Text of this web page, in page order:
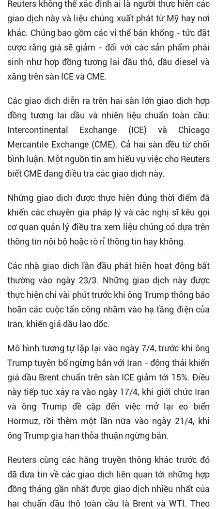
Reuters không thể xác định ai là người thực hiện các
giao dịch này và liệu chúng xuất phát từ Mỹ hay nơi
khác. Chúng bao gồm các vị thế bán khống - tức đặt
cược rằng giá sẽ giảm - đối với các sản phẩm phái
sinh như hợp đồng tương lai dầu thô, dầu diesel và
xăng trên sàn ICE và CME.
Các giao dịch diễn ra trên hai sàn lớn giao dịch hợp
đồng tương lai dầu và nhiên liệu chuẩn toàn cầu:
Intercontinental Exchange (ICE) và Chicago
Mercantile Exchange (CME). Cả hai sàn đều từ chối
bình luận. Một nguồn tin am hiểu vụ việc cho Reuters
biết CME đang điều tra các giao dịch này.
Những giao dịch được thực hiện đúng thời điểm đã
khiến các chuyên gia pháp lý và các nghị sĩ kêu gọi
cơ quan quản lý điều tra xem liệu chúng có dựa trên
thông tin nội bộ hoặc rò rỉ thông tin hay không.
Các nhà giao dịch lần đầu phát hiện hoạt động bất
thường vào ngày 23/3. Những giao dịch này được
thực hiện chỉ vài phút trước khi ông Trump thông báo
hoãn các cuộc tấn công nhằm vào hạ tầng điện của
Iran, khiến giá dầu lao dốc.
Mô hình tương tự lặp lại vào ngày 7/4, trước khi ông
Trump tuyên bố ngừng bắn với Iran - động thái khiến
giá dầu Brent chuẩn trên sàn ICE giảm tới 15%. Điều
này tiếp tục xảy ra vào ngày 17/4, khi giới chức Iran
và ông Trump đề cập đến việc mở lại eo biển
Hormuz, rồi thêm một lần nữa vào ngày 21/4, khi
ông Trump gia hạn thỏa thuận ngừng bắn.
Reuters cùng các hãng truyền thông khác trước đó
đã đưa tin về các giao dịch liên quan tới những hợp
đồng tháng gần nhất được giao dịch nhiều nhất của
hai chuẩn dầu thô toàn cầu là Brent và WTI. Theo